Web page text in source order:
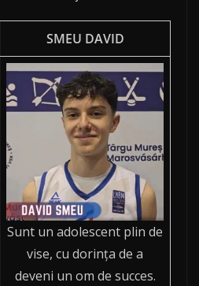
SMEU DAVID
Sunt un adolescent plin de
vise, cu dorința de a
deveni un om de succes.